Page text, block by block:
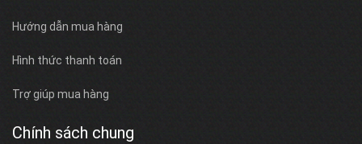
Hướng dẫn mua hàng
Hình thức thanh toán
Trợ giúp mua hàng
Chính sách chung